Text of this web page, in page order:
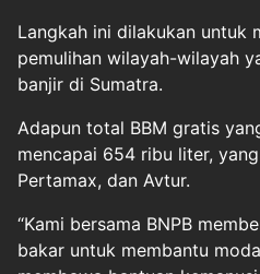
Langkah ini dilakukan untuk
pemulihan wilayah-wilayah
banjir di Sumatra.
Adapun total BBM gratis
mencapai 654 ribu liter,
Pertamax, dan Avtur.
“Kami bersama BNPB
bakar untuk membantu